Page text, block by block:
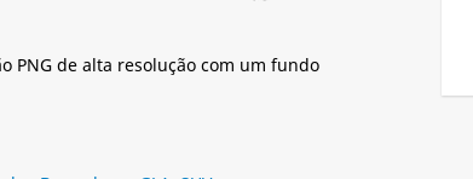
PNG de alta resolução com um fundo